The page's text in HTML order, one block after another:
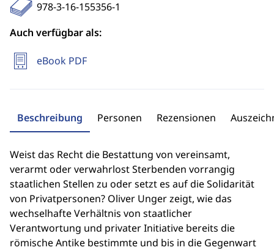
978-3-16-155356-1
Auch verfügbar als:
eBook PDF
Beschreibung Personen Rezensionen
Weist das Recht die Bestattung von vereinsamt,
verarmt oder verwahrlost Sterbenden vorrangig
staatlichen Stellen zu oder setzt es auf die Solidarität
von Privatpersonen? Oliver Unger zeigt, wie das
wechselhafte Verhältnis von staatlicher
Verantwortung und privater Initiative bereits die
römische Antike bestimmte und bis in die Gegenwart